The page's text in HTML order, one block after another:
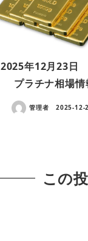
2025年12月23日
プラチナ相場情
管理者 2025-12-
この